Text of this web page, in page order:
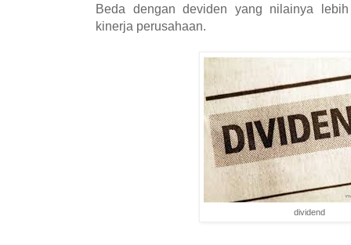
Beda dengan deviden yang nilainya
kinerja perusahaan.
dividend